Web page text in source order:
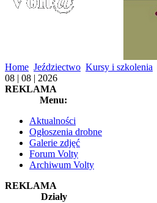
Home Jeździectwo Kursy i szkolenia
08 | 08 | 2026
REKLAMA
Menu:
Aktualności
Ogłoszenia drobne
Galerie zdjęć
Forum Volty
Archiwum Volty
REKLAMA
Działy